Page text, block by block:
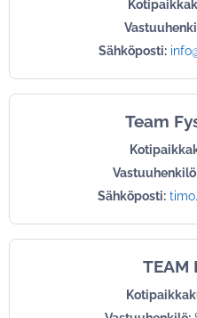
Sähköposti:
Team
Sähköposti:
TEAM